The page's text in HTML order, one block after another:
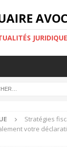
Stratégies
votre